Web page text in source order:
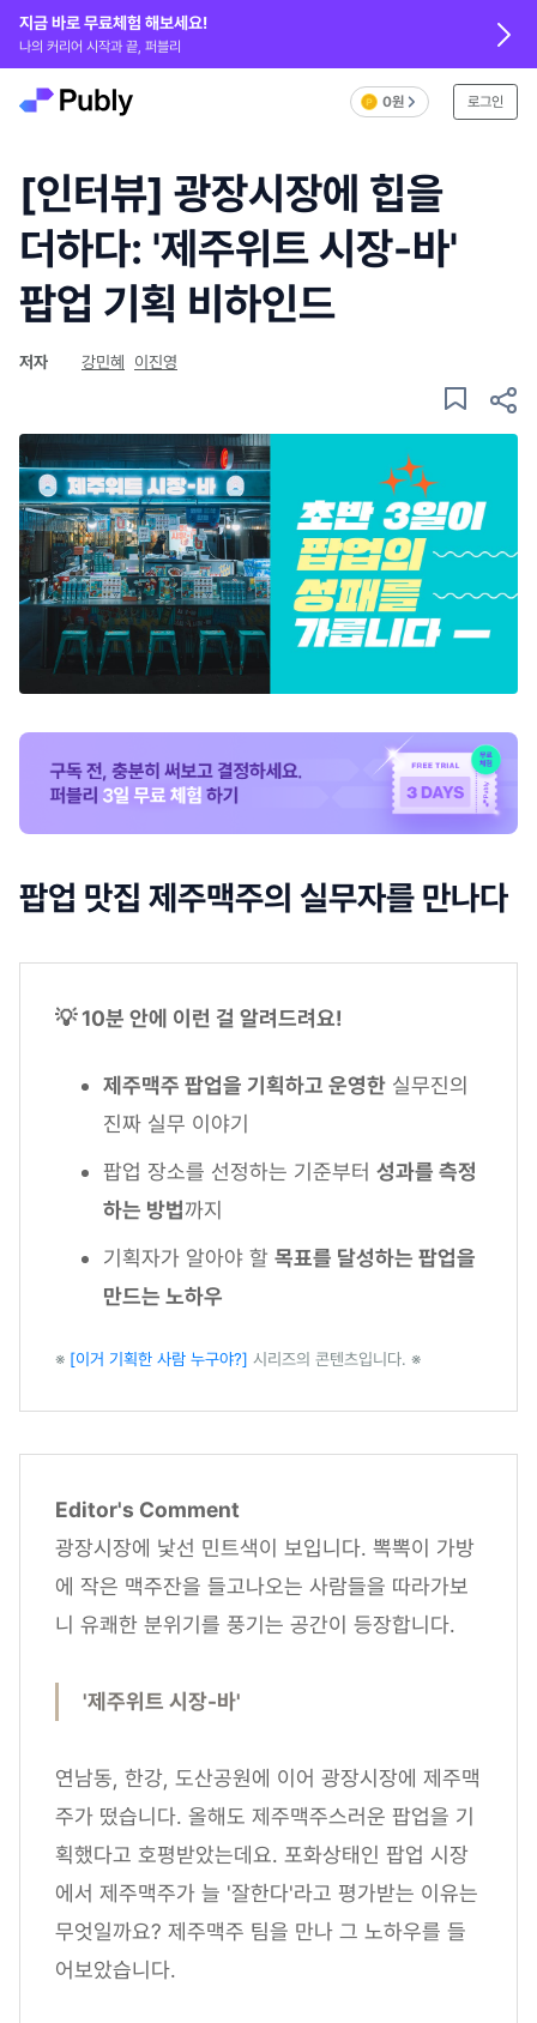
지금 바로 무료체험 해보세요!
나의 커리어 시작과 끝, 퍼블리
0원 로그인
[인터뷰] 광장시장에 힙을
더하다: '제주위트 시장-바'
팝업 기획 비하인드
저자 강민혜 이진영
팝업 맛집 제주맥주의 실무자를 만나다
💡 10분 안에 이런 걸 알려드려요!
제주맥주 팝업을 기획하고 운영한 실무진의
진짜 실무 이야기
팝업 장소를 선정하는 기준부터 성과를 측정
하는 방법까지
기획자가 알아야 할 목표를 달성하는 팝업을
만드는 노하우
※ [이거 기획한 사람 누구야?] 시리즈의 콘텐츠입니다. ※
Editor's Comment
광장시장에 낯선 민트색이 보입니다. 뽁뽁이 가방
에 작은 맥주잔을 들고나오는 사람들을 따라가보
니 유쾌한 분위기를 풍기는 공간이 등장합니다.
'제주위트 시장-바'
연남동, 한강, 도산공원에 이어 광장시장에 제주맥
주가 떴습니다. 올해도 제주맥주스러운 팝업을 기
획했다고 호평받았는데요. 포화상태인 팝업 시장
에서 제주맥주가 늘 '잘한다'라고 평가받는 이유는
무엇일까요? 제주맥주 팀을 만나 그 노하우를 들
어보았습니다.